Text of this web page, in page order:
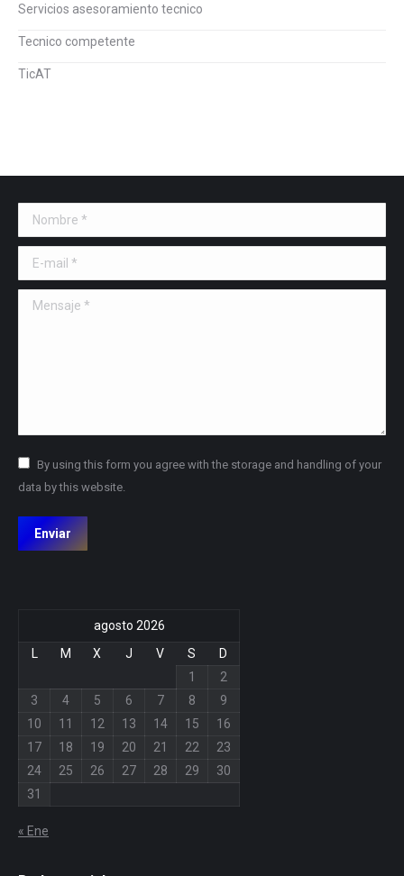
Servicios asesoramiento tecnico
Tecnico competente
TicAT
Nombre *
E-mail *
Mensaje *
By using this form you agree with the storage and handling of your
data by this website.
Enviar
agosto 2026
L
M X J V S
D
1
2
3
4 5 6 7 8
9
10
11 12 13 14 15
16
17
18 19 20 21 22
23
24
25 26 27 28 29
30
31
« Ene